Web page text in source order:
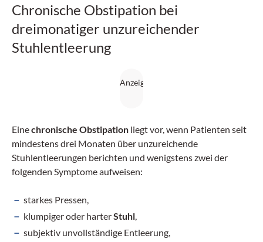
Chronische Obstipation bei
dreimonatiger unzureichender
Stuhlentleerung
Einechronische Obstipation liegt vor, wenn Patienten seit
mindestens drei Monaten über unzureichende
Stuhlentleerungen berichten und wenigstens zwei der
folgenden Symptome aufweisen:
starkes Pressen,
klumpiger oder harterStuhl
subjektiv unvollständige Entleerung,